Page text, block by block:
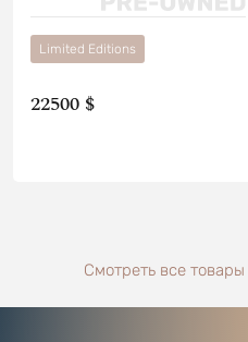
Limited Editions
22500 $
Смотреть все